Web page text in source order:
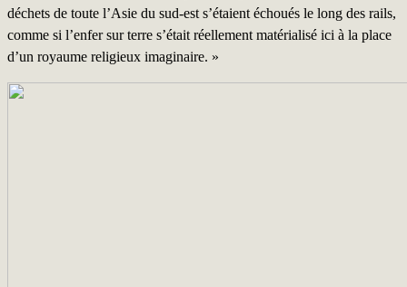
déchets de toute l’Asie du sud-est s’étaient échoués le long des rails,
comme si l’enfer sur terre s’était réellement matérialisé ici à la place
d’un royaume religieux imaginaire. »